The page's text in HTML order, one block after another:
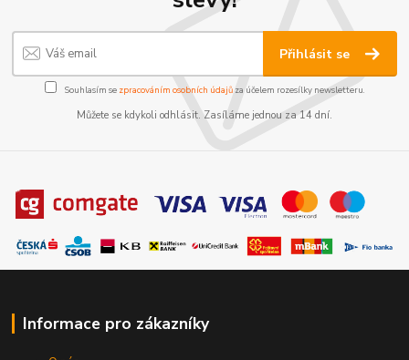
Přihlásit se
Souhlasím se zpracováním osobních údajůza účelem rozesílky newsletteru.
Můžete se kdykoli odhlásit. Zasíláme jednou za 14 dní.
Informace pro zákazníky